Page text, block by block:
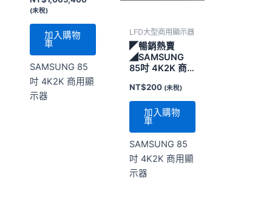
(未稅)
加入購物
車
SAMSUNG 85
吋 4K2K 商用顯
示器
LFD大型商用顯示器
◤暢銷熱賣
◢SAMSUNG
85吋 4K2K 商
NT$200 (未稅)
加入購物
車
SAMSUNG 85
吋 4K2K 商用顯
示器